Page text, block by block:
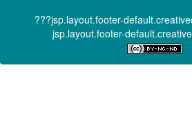
???jsp.layout.footer-
jsp.layout.footer-